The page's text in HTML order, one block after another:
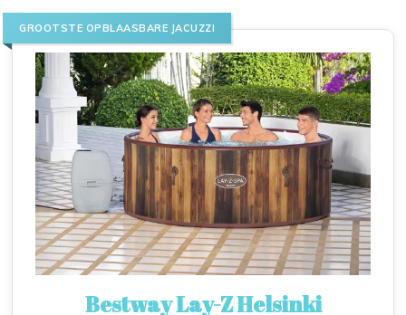
GROOTSTE OPBLAASBARE JACUZZI
Bestway Lay-Z Helsinki